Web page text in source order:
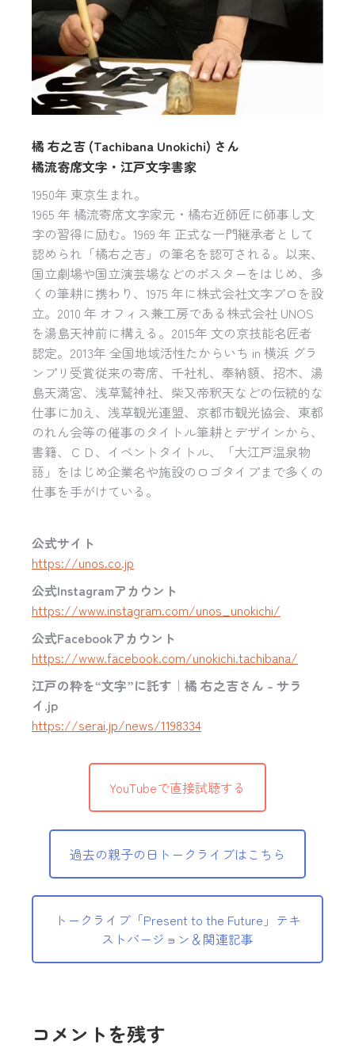
橘 右之吉 (Tachibana Unokichi) さん
橘流寄席文字・江戸文字書家
1950年 東京生まれ。
1965 年 橘流寄席文字家元・橘右近師匠に師事し文
字の習得に励む。1969 年 正式な一門継承者として
認められ「橘右之吉」の筆名を認可される。以来、
国立劇場や国立演芸場などのポスターをはじめ、多
くの筆耕に携わり、1975 年に株式会社文字プロを設
立。2010 年 オフィス兼工房である株式会社 UNOS
を湯島天神前に構える。2015年 文の京技能名匠者
認定。2013年 全国地域活性たからいち in 横浜 グラ
ンプリ受賞従来の寄席、千社札、奉納額、招木、湯
島天満宮、浅草鷲神社、柴又帝釈天などの伝統的な
仕事に加え、浅草観光連盟、京都市観光協会、東都
のれん会等の催事のタイトル筆耕とデザインから、
書籍、ＣＤ、イベントタイトル、「大江戸温泉物
語」をはじめ企業名や施設のロゴタイプまで多くの
仕事を手がけている。
公式サイト
https://unos.co.jp
公式Instagramアカウント
https://www.instagram.com/unos_unokichi/
公式Facebookアカウント
https://www.facebook.com/unokichi.tachibana/
江戸の粋を“文字”に託す｜橘 右之吉さん – サラ
イ.jp
https://serai.jp/news/1198334
YouTubeで直接試聴する
過去の親子の日トークライブはこちら
トークライブ「Present to the Future」テキ
ストバージョン＆関連記事
コメントを残す